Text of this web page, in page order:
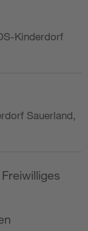
Kinderdorf
Sauerland,